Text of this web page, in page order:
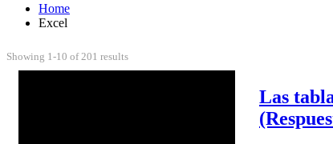
Home
Excel
Showing 1-10 of 201 results
Las